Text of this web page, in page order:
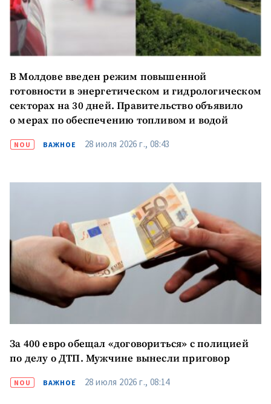
В Молдове введен режим повышенной
готовности в энергетическом и гидрологическом
секторах на 30 дней. Правительство объявило
о мерах по обеспечению топливом и водой
NOU ВАЖНОЕ 28 июля 2026 г., 08:43
За 400 евро обещал «договориться» с полицией
по делу о ДТП. Мужчине вынесли приговор
NOU ВАЖНОЕ 28 июля 2026 г., 08:14